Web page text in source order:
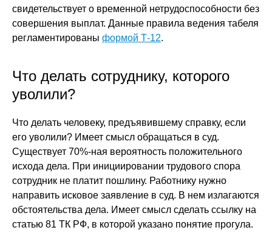
свидетельствует о временной нетрудоспособности без
совершения выплат. Данные правила ведения табеля
регламентированы формой Т-12.
Что делать сотруднику, которого
уволили?
Что делать человеку, предъявившему справку, если
его уволили? Имеет смысл обращаться в суд.
Существует 70%-ная вероятность положительного
исхода дела. При инициировании трудового спора
сотрудник не платит пошлину. Работнику нужно
направить исковое заявление в суд. В нем излагаются
обстоятельства дела. Имеет смысл сделать ссылку на
статью 81 ТК РФ, в которой указано понятие прогула.